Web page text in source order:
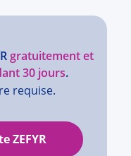
gratuitement et
30 jours.
requise.
ZEFYR